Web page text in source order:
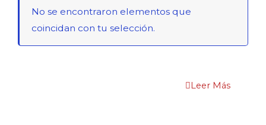
No se encontraron elementos que
coincidan con tu selección.
Leer Más